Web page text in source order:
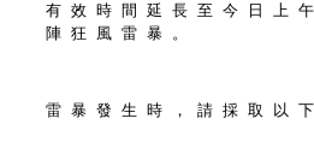
有 效 時 間 延 長 至 今 日 上
陣 狂 風 雷 暴 。
雷 暴 發 生 時 ， 請 採 取 以